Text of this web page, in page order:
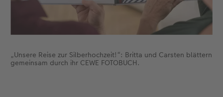
„Unsere Reise zur Silberhochzeit!“: Britta und Carsten blättern
gemeinsam durch ihr CEWE FOTOBUCH.